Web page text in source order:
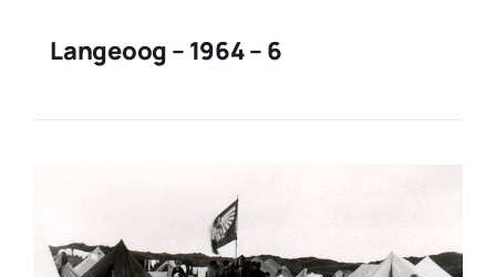
Langeoog – 1964 – 6